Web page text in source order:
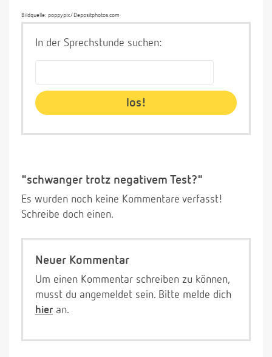
Bildquelle: poppypix/Depositphotos.com
In der Sprechstunde suchen:
"schwanger trotz negativem Test?"
Es wurden noch keine Kommentare verfasst!
Schreibe doch einen.
Neuer Kommentar
Um einen Kommentar schreiben zu können,
musst du angemeldet sein. Bitte melde dich
hier an.